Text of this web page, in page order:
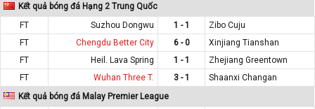
Kết quả bóng đá Hạng 2 Trung Quốc
FT
Suzhou Dongwu 1 - 1
Zibo Cuju
FT
Chengdu Better City 6 - 0
Xinjiang Tianshan
FT
Heil. Lava Spring 1 - 1
Zhejiang Greentown
FT
Wuhan Three T. 3 - 1
Shaanxi Changan
Kết quả bóng đá Malay Premier League